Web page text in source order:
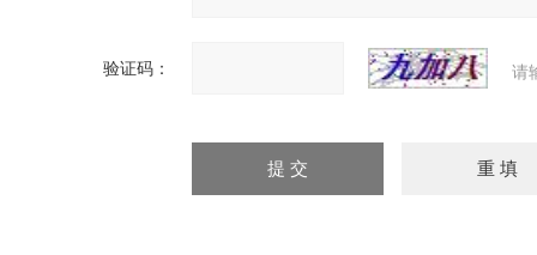
验证码： 请